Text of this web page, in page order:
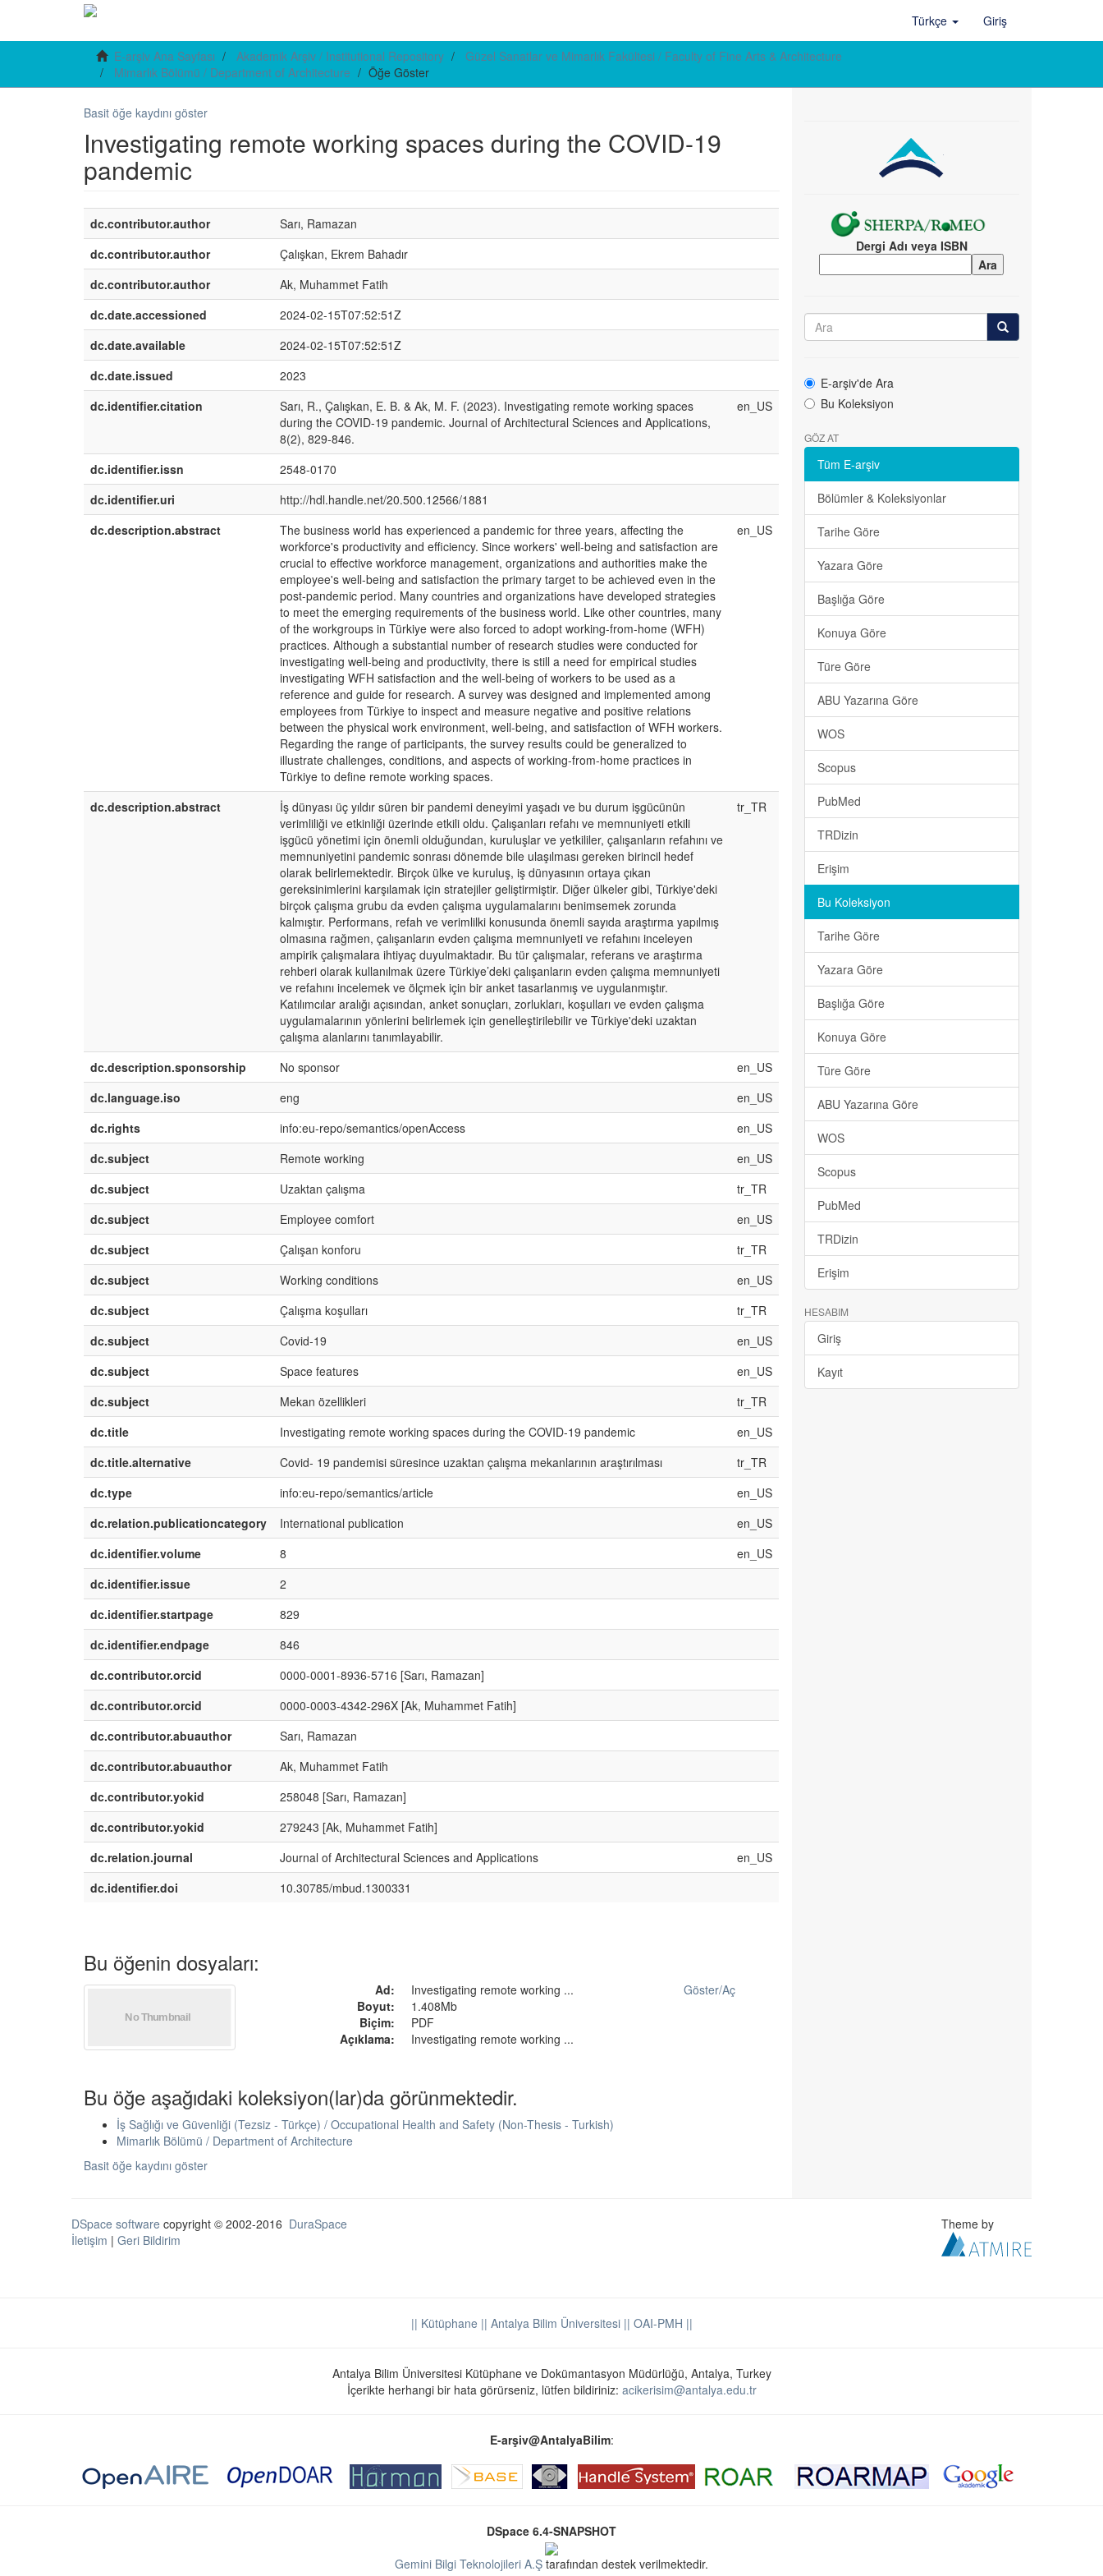
Türkçe Giriş
E-arşiv Ana Sayfası Akademik Arşiv / Institutional Repository
Güzel Sanatlar ve Mimarlık Fakültesi / Faculty of Fine Arts & Architecture
Mimarlık Bölümü / Department of Architecture
Öğe Göster
Basit öğe kaydını göster
Investigating remote working spaces during the COVID-19
pandemic
dc.contributor.author
Sarı, Ramazan
dc.contributor.author
Çalışkan, Ekrem Bahadır
dc.contributor.author
Ak, Muhammet Fatih
dc.date.accessioned
2024-02-15T07:52:51Z
dc.date.available
2024-02-15T07:52:51Z
dc.date.issued
2023
dc.identifier.citation
Sarı, R., Çalışkan, E. B. & Ak, M. F. (2023). Investigating remote working spaces
during the COVID-19 pandemic. Journal of Architectural Sciences and Applications,
8(2), 829-846.
en_US
dc.identifier.issn
2548-0170
dc.identifier.uri
http://hdl.handle.net/20.500.12566/1881
dc.description.abstract
The business world has experienced a pandemic for three years, affecting the
workforce's productivity and efficiency. Since workers' well-being and satisfaction are
crucial to effective workforce management, organizations and authorities make the
employee's well-being and satisfaction the primary target to be achieved even in the
post-pandemic period. Many countries and organizations have developed strategies
to meet the emerging requirements of the business world. Like other countries, many
of the workgroups in Türkiye were also forced to adopt working-from-home (WFH)
practices. Although a substantial number of research studies were conducted for
investigating well-being and productivity, there is still a need for empirical studies
investigating WFH satisfaction and the well-being of workers to be used as a
reference and guide for research. A survey was designed and implemented among
employees from Türkiye to inspect and measure negative and positive relations
between the physical work environment, well-being, and satisfaction of WFH workers.
Regarding the range of participants, the survey results could be generalized to
illustrate challenges, conditions, and aspects of working-from-home practices in
Türkiye to define remote working spaces.
en_US
dc.description.abstract
İş dünyası üç yıldır süren bir pandemi deneyimi yaşadı ve bu durum işgücünün
verimliliği ve etkinliği üzerinde etkili oldu. Çalışanları refahı ve memnuniyeti etkili
işgücü yönetimi için önemli olduğundan, kuruluşlar ve yetkililer, çalışanların refahını ve
memnuniyetini pandemic sonrası dönemde bile ulaşılması gereken birincil hedef
olarak belirlemektedir. Birçok ülke ve kuruluş, iş dünyasının ortaya çıkan
gereksinimlerini karşılamak için stratejiler geliştirmiştir. Diğer ülkeler gibi, Türkiye'deki
birçok çalışma grubu da evden çalışma uygulamalarını benimsemek zorunda
kalmıştır. Performans, refah ve verimlilki konusunda önemli sayıda araştırma yapılmış
olmasına rağmen, çalışanların evden çalışma memnuniyeti ve refahını inceleyen
ampirik çalışmalara ihtiyaç duyulmaktadır. Bu tür çalışmalar, referans ve araştırma
rehberi olarak kullanılmak üzere Türkiye’deki çalışanların evden çalışma memnuniyeti
ve refahını incelemek ve ölçmek için bir anket tasarlanmış ve uygulanmıştır.
Katılımcılar aralığı açısından, anket sonuçları, zorlukları, koşulları ve evden çalışma
uygulamalarının yönlerini belirlemek için genelleştirilebilir ve Türkiye'deki uzaktan
çalışma alanlarını tanımlayabilir.
tr_TR
dc.description.sponsorship No sponsor
en_US
dc.language.iso
eng
en_US
dc.rights
info:eu-repo/semantics/openAccess
en_US
dc.subject
Remote working
en_US
dc.subject
Uzaktan çalışma
tr_TR
dc.subject
Employee comfort
en_US
dc.subject
Çalışan konforu
tr_TR
dc.subject
Working conditions
en_US
dc.subject
Çalışma koşulları
tr_TR
dc.subject
Covid-19
en_US
dc.subject
Space features
en_US
dc.subject
Mekan özellikleri
tr_TR
dc.title
Investigating remote working spaces during the COVID-19 pandemic
en_US
dc.title.alternative
Covid- 19 pandemisi süresince uzaktan çalışma mekanlarının araştırılması
tr_TR
dc.type
info:eu-repo/semantics/article
en_US
dc.relation.publicationcategory
International publication
en_US
dc.identifier.volume
8
en_US
dc.identifier.issue
2
dc.identifier.startpage
829
dc.identifier.endpage
846
dc.contributor.orcid
0000-0001-8936-5716 [Sarı, Ramazan]
dc.contributor.orcid
0000-0003-4342-296X [Ak, Muhammet Fatih]
dc.contributor.abuauthor
Sarı, Ramazan
dc.contributor.abuauthor
Ak, Muhammet Fatih
dc.contributor.yokid
258048 [Sarı, Ramazan]
dc.contributor.yokid
279243 [Ak, Muhammet Fatih]
dc.relation.journal
Journal of Architectural Sciences and Applications
en_US
dc.identifier.doi
10.30785/mbud.1300331
Bu öğenin dosyaları:
Ad:
Investigating remote working ...
Boyut:
1.408Mb
Biçim:
PDF
Açıklama:
Investigating remote working ...
Göster/Aç
Bu öğe aşağıdaki koleksiyon(lar)da görünmektedir.
İş Sağlığı ve Güvenliği (Tezsiz - Türkçe) / Occupational Health and Safety (Non-Thesis - Turkish)
Mimarlık Bölümü / Department of Architecture
Basit öğe kaydını göster
Dergi Adı veya ISBN
E-arşiv'de Ara
Bu Koleksiyon
GÖZ AT
Tüm E-arşiv
Bölümler & Koleksiyonlar
Tarihe Göre
Yazara Göre
Başlığa Göre
Konuya Göre
Türe Göre
ABU Yazarına Göre
WOS
Scopus
PubMed
TRDizin
Erişim
Bu Koleksiyon
Tarihe Göre
Yazara Göre
Başlığa Göre
Konuya Göre
Türe Göre
ABU Yazarına Göre
WOS
Scopus
PubMed
TRDizin
Erişim
HESABIM
Giriş
Kayıt
DSpace software copyright © 2002-2016 DuraSpace
İletişim | Geri Bildirim
Theme by
|| Kütüphane || Antalya Bilim Üniversitesi || OAI-PMH ||
Antalya Bilim Üniversitesi Kütüphane ve Dokümantasyon Müdürlüğü, Antalya, Turkey
İçerikte herhangi bir hata görürseniz, lütfen bildiriniz: acikerisim@antalya.edu.tr
E-arşiv@AntalyaBilim:
DSpace 6.4-SNAPSHOT
Gemini Bilgi Teknolojileri A.Ş tarafından destek verilmektedir.